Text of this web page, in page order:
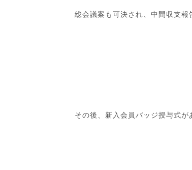
総会議案も可決され、中間収支報
その後、新入会員バッジ授与式が